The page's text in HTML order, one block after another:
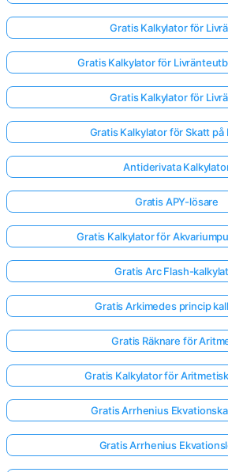
Gratis Kalkylator för
Gratis Kalkylator för
Gratis Kalkylator för
Gratis Kalkylator för Skatt på
Antiderivata
Gratis APY-lösare
Gratis Kalkylator för
Gratis Arc Flash-
Gratis Arkimedes princip
Gratis Räknare för
Gratis Kalkylator för
Gratis Arrhenius
Gratis Arrhenius